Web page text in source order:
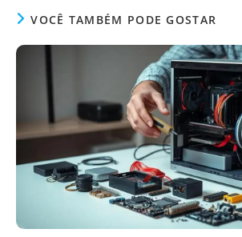
VOCÊ TAMBÉM PODE GOSTAR